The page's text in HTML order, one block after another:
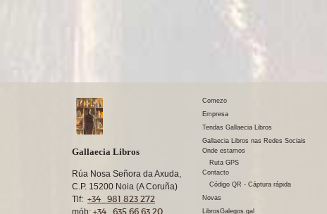
Gallaecia Libros
Rúa Nosa Señora da Axuda,
C.P. 15200 Noia (A Coruña)
Tlf: +34 981 823 272
mób: +34 635 66 63 20
Comezo
Empresa
Tendas Gallaecia Libros
Gallaecia Libros nas Redes Sociais
Onde estamos
Ruta GPS
Contacto
Código QR - Cáptura rápida
Novas
LibrosGalegos.gal